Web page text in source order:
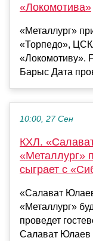
«Локомотива»
«Металлург»
«Торпедо»,
«Локомотиву».
Барыс Дата
10:00, 27 Сен
КХЛ.
«Металлург»
сыграет с
«Салават
«Металлург»
проведет
Салават Юлаев